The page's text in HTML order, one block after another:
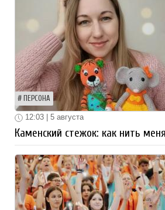
ПЕРСОНА
12:03 | 5 августа
Каменский стежок: как нить